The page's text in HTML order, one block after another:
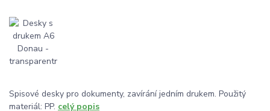
Spisové desky pro dokumenty, zavírání jedním drukem. Použitý
materiál: PP. celý popis